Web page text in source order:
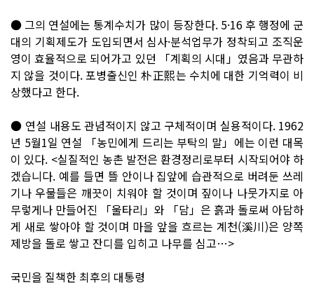
● 그의 연설에는 통계수치가 많이 등장한다. 5·16 후 행정에 군
대의 기획제도가 도입되면서 심사·분석업무가 정착되고 조직운
영이 효율적으로 되어가고 있던 「계획의 시대」였음과 무관하
지 않을 것이다. 포병출신인 朴正熙는 수치에 대한 기억력이 비
상했다고 한다.
● 연설 내용도 관념적이지 않고 구체적이며 실용적이다. 1962
년 5월1일 연설 「농민에게 드리는 부탁의 말」에는 이런 대목
이 있다. <실질적인 농촌 발전은 환경정리로부터 시작되어야 하
겠습니다. 예를 들면 뜰 안이나 집앞에 습관적으로 버려둔 쓰레
기나 우물들은 깨끗이 치워야 할 것이며 짚이나 나뭇가지로 아
무렇게나 만들어진 「울타리」와 「담」은 흙과 돌로써 아담하
게 새로 쌓아야 할 것이며 마을 앞을 흐르는 계천(溪川)은 양쪽
제방을 돌로 쌓고 잔디를 입히고 나무를 심고…>
국민을 질책한 최후의 대통령